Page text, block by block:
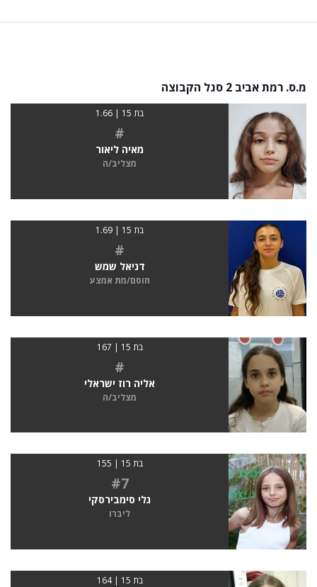
מ.ס. רמת אביב 2 סגל הקבוצה
בת 15 | 1.66
#
מאיה ליאור
מצליב/ה
בת 15 | 1.69
#
דניאל שמש
חוסם/מת אמצע
בת 15 | 167
#
אליה רוז ישראלי
מצליב/ה
בת 15 | 155
#7
גלי סימבירסקי
ליברו
בת 15 | 164